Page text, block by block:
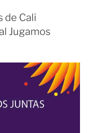
de Cali
Jugamos